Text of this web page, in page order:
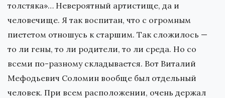
толстяка»… Невероятный артистище, да и
человечище. Я так воспитан, что с огромным
пиететом отношусь к старшим. Так сложилось —
то ли гены, то ли родители, то ли среда. Но со
всеми по-разному складывается. Вот Виталий
Мефодьевич Соломин вообще был отдельный
человек. При всем расположении, очень держал